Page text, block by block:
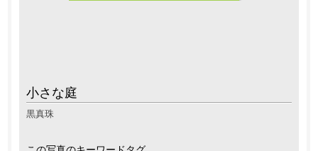
小さな庭
黒真珠